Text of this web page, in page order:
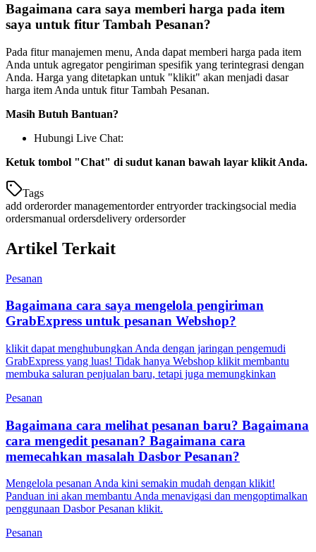
Bagaimana cara saya memberi harga pada item
saya untuk fitur Tambah Pesanan?
Pada fitur manajemen menu, Anda dapat memberi harga pada item
Anda untuk agregator pengiriman spesifik yang terintegrasi dengan
Anda. Harga yang ditetapkan untuk "klikit" akan menjadi dasar
harga item Anda untuk fitur Tambah Pesanan.
Masih Butuh Bantuan?
Hubungi Live Chat:
Ketuk tombol "Chat" di sudut kanan bawah layar klikit Anda.
Tags
add orderorder managementorder entryorder trackingsocial media
ordersmanual ordersdelivery ordersorder
Artikel Terkait
Pesanan
Bagaimana cara saya mengelola pengiriman
GrabExpress untuk pesanan Webshop?
klikit dapat menghubungkan Anda dengan jaringan pengemudi
GrabExpress yang luas! Tidak hanya Webshop klikit membantu
membuka saluran penjualan baru, tetapi juga memungkinkan
Pesanan
Bagaimana cara melihat pesanan baru? Bagaimana
cara mengedit pesanan? Bagaimana cara
memecahkan masalah Dasbor Pesanan?
Mengelola pesanan Anda kini semakin mudah dengan klikit!
Panduan ini akan membantu Anda menavigasi dan mengoptimalkan
penggunaan Dasbor Pesanan klikit.
Pesanan